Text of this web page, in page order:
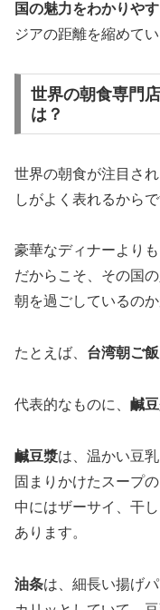
国の魅力をわかりや
ジアの距離を縮めて
世界の朝食専門
は？
世界の朝食が注目さ
しがよく表れるからで
豪華なディナーより
だからこそ、その国
朝を過ごしているのか
たとえば、 台湾朝ご飯
代表的なものに、 鹹
鹹豆漿は、温かい豆
固まりかけたスープ
中にはザーサイ、干
あります。
油条は、細長い揚げ